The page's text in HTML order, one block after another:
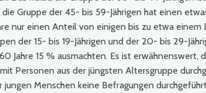
Gruppe der 45- bis 59-Jährigen hat einen
nur einen Anteil von einigen bis zu etwa
der 15- bis 19-Jährigen und der 20- bis 29-
Jahre 15 % ausmachten. Es ist erwähnenswert,
Personen aus der jüngsten Altersgruppe
jungen Menschen keine Befragungen